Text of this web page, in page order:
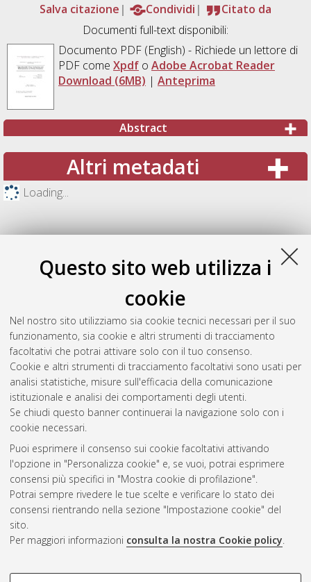
Questo sito web utilizza i
cookie
Nel nostro sito utilizziamo sia cookie tecnici necessari per il suo
funzionamento, sia cookie e altri strumenti di tracciamento
facoltativi che potrai attivare solo con il tuo consenso.
Cookie e altri strumenti di tracciamento facoltativi sono usati per
analisi statistiche, misure sull'efficacia della comunicazione
istituzionale e analisi dei comportamenti degli utenti.
Se chiudi questo banner continuerai la navigazione solo con i
cookie necessari.
Puoi esprimere il consenso sui cookie facoltativi attivando
l'opzione in "Personalizza cookie" e, se vuoi, potrai esprimere
consensi più specifici in "Mostra cookie di profilazione".
Potrai sempre rivedere le tue scelte e verificare lo stato dei
consensi rientrando nella sezione "Impostazione cookie" del
sito.
Per maggiori informazioni consulta la nostra Cookie policy.
COOKIE DI PROFILAZIONE -
Salva citazione
Condividi
Citato da
Documenti full-text disponibili:
Documento PDF(English) - Richiede un lettore di
PDF come Xpdfo Adobe Acrobat Reader
Download (6MB) | Anteprima
Abstract
Altri metadati
Loading...
Gestione del documento:
Atom
Rss 1.0
Rss 2.0
ISSN: 2038-7946
Impostazioni Cookie